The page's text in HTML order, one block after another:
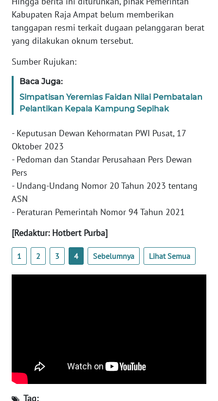
Kabupaten Raja Ampat belum memberikan
tanggapan resmi terkait dugaan pelanggaran berat
yang dilakukan oknum tersebut.
Sumber Rujukan:
Baca Juga:
Simpatisan Yeremias Faidan Nilai Pembatalan
Pelantikan Kepala Kampung Sepihak
- Keputusan Dewan Kehormatan PWI Pusat, 17
Oktober 2023
- Pedoman dan Standar Perusahaan Pers Dewan
Pers
- Undang-Undang Nomor 20 Tahun 2023 tentang
ASN
- Peraturan Pemerintah Nomor 94 Tahun 2021
[Redaktur: Hotbert Purba]
1 2 3 4 Sebelumnya Lihat Semua
Tag:
WN
NTT
KEPRI
PAPUA
PAPUA
BARAT
WN
RIAU
SERAMBI
JAMBI
SULTENG
WN
SULBAR